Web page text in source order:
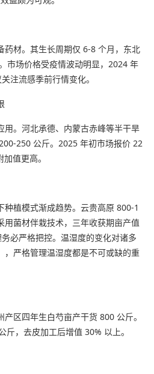
药材。其生长周期仅 6-8 个月，东北
市场价格受疫情波动明显，2024 年
注流感季前行情变化。
用。河北承德、内蒙古赤峰等半干旱
250 公斤。2025 年初市场报价 22
值更高。
种植模式渐成趋势。云贵高原 800-1
菌材伴栽技术，三年收获期亩产值
必严格把控。温湿度的变化对诸多
，严格管理温湿度都是不可或缺的重
区四年生白芍亩产干货 800 公斤。
，去皮加工后增值 30% 以上。